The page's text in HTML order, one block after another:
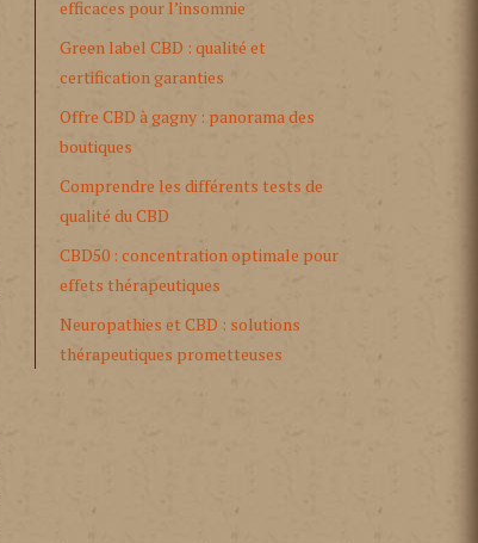
efficaces pour l’insomnie
Green label CBD : qualité et
certification garanties
Offre CBD à gagny : panorama des
boutiques
Comprendre les différents tests de
qualité du CBD
CBD50 : concentration optimale pour
effets thérapeutiques
Neuropathies et CBD : solutions
thérapeutiques prometteuses